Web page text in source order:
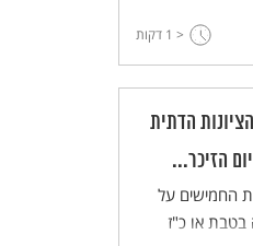
תפיסת העולם
באמנציפציה
של
< 1 דקות
הדתית
הזיכר...
החמישים על
בטבת או כ"ז